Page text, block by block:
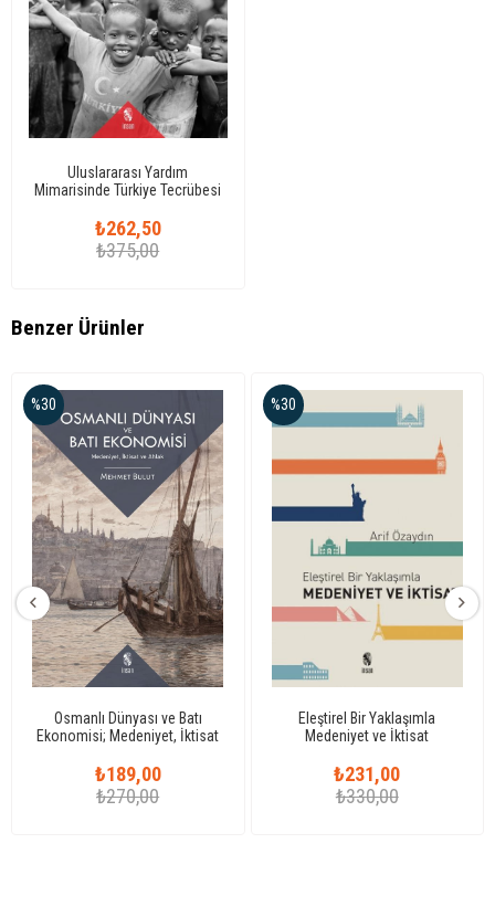
Uluslararası Yardım
Mimarisinde Türkiye Tecrübesi
₺262,50
₺375,00
Benzer Ürünler
Osmanlı Dünyası ve Batı
Ekonomisi; Medeniyet, İktisat
₺189,00
₺270,00
%30
Eleştirel Bir Yaklaşımla
Medeniyet ve İktisat
₺231,00
₺330,00
%30